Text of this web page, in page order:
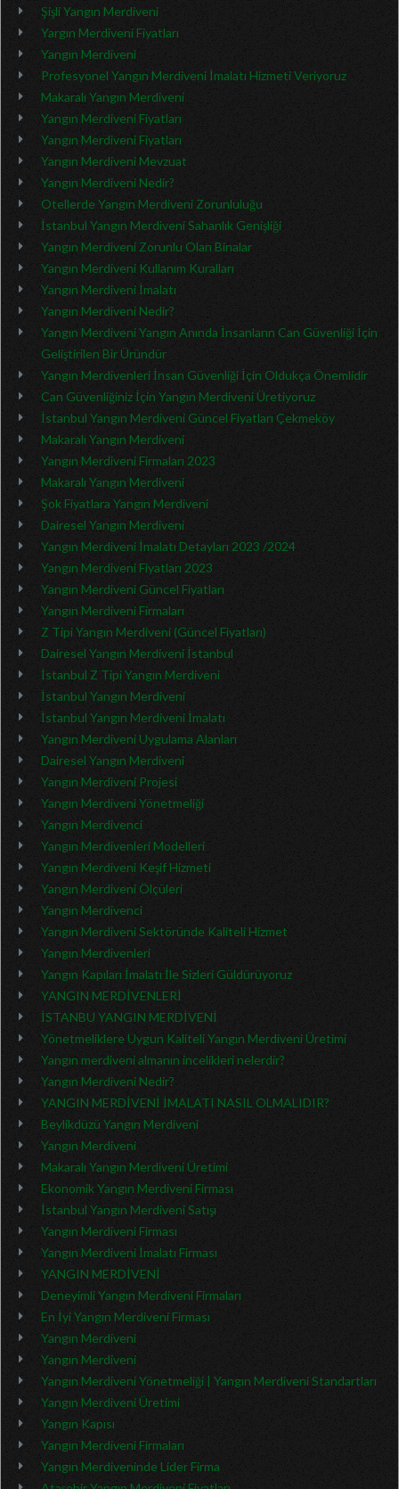
Şişli Yangın Merdiveni
Yargın Merdiveni Fiyatları
Yangın Merdiveni
Profesyonel Yangın Merdiveni İmalatı Hizmeti Veriyoruz
Makaralı Yangın Merdiveni
Yangın Merdiveni Fiyatları
Yangın Merdiveni Fiyatları
Yangın Merdiveni Mevzuat
Yangın Merdiveni Nedir?
Otellerde Yangın Merdiveni Zorunluluğu
İstanbul Yangın Merdiveni Sahanlık Genişliği
Yangın Merdiveni Zorunlu Olan Binalar
Yangın Merdiveni Kullanım Kuralları
Yangın Merdiveni İmalatı
Yangın Merdiveni Nedir?
Yangın Merdiveni Yangın Anında İnsanların Can Güvenliği İçin
Geliştirilen Bir Üründür
Yangın Merdivenleri İnsan Güvenliği İçin Oldukça Önemlidir
Can Güvenliğiniz İçin Yangın Merdiveni Üretiyoruz
İstanbul Yangın Merdiveni Güncel Fiyatları Çekmeköy
Makaralı Yangın Merdiveni
Yangın Merdiveni Firmaları 2023
Makaralı Yangın Merdiveni
Şok Fiyatlara Yangın Merdiveni
Dairesel Yangın Merdiveni
Yangın Merdiveni İmalatı Detayları 2023 /2024
Yangın Merdiveni Fiyatları 2023
Yangın Merdiveni Güncel Fiyatları
Yangın Merdiveni Firmaları
Z Tipi Yangın Merdiveni (Güncel Fiyatları)
Dairesel Yangın Merdiveni İstanbul
İstanbul Z Tipi Yangın Merdiveni
İstanbul Yangın Merdiveni
İstanbul Yangın Merdiveni İmalatı
Yangın Merdiveni Uygulama Alanları
Dairesel Yangın Merdiveni
Yangın Merdiveni Projesi
Yangın Merdiveni Yönetmeliği
Yangın Merdivenci
Yangın Merdivenleri Modelleri
Yangın Merdiveni Keşif Hizmeti
Yangın Merdiveni Ölçüleri
Yangın Merdivenci
Yangın Merdiveni Sektöründe Kaliteli Hizmet
Yangın Merdivenleri
Yangın Kapıları İmalatı İle Sizleri Güldürüyoruz
YANGIN MERDİVENLERİ
İSTANBU YANGIN MERDİVENİ
Yönetmeliklere Uygun Kaliteli Yangın Merdiveni Üretimi
Yangın merdiveni almanın incelikleri nelerdir?
Yangın Merdiveni Nedir?
YANGIN MERDİVENİ İMALATI NASIL OLMALIDIR?
Beylikdüzü Yangın Merdiveni
Yangın Merdiveni
Makaralı Yangın Merdiveni Üretimi
Ekonomik Yangın Merdiveni Firması
İstanbul Yangın Merdiveni Satışı
Yangın Merdiveni Firması
Yangın Merdiveni İmalatı Firması
YANGIN MERDİVENİ
Deneyimli Yangın Merdiveni Firmaları
En İyi Yangın Merdiveni Firması
Yangın Merdiveni
Yangın Merdiveni
Yangın Merdiveni Yönetmeliği | Yangın Merdiveni Standartları
Yangın Merdiveni Üretimi
Yangın Kapısı
Yangın Merdiveni Firmaları
Yangın Merdiveninde Lider Firma